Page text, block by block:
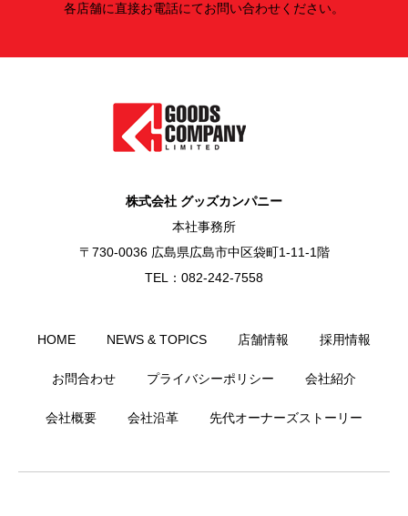
各店舗に直接お電話にてお問い合わせください。
株式会社 グッズカンパニー
本社事務所
〒730-0036 広島県広島市中区袋町1-11-1階
TEL：082-242-7558
HOME NEWS & TOPICS 店舗情報 採用情報
お問合わせ プライバシーポリシー 会社紹介
会社概要 会社沿革 先代オーナーズストーリー